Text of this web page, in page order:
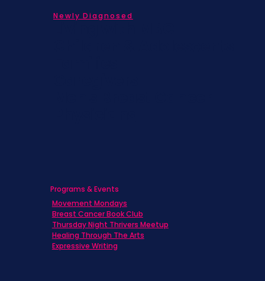
Newly Diagnosed
Programs & Events
Movement Mondays
Breast Cancer Book Club
Thursday Night Thrivers Meetup
Healing Through The Arts
Expressive Writing